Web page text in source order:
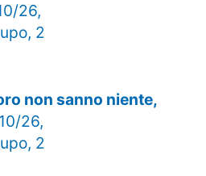
26,
2
non sanno niente,
26,
2